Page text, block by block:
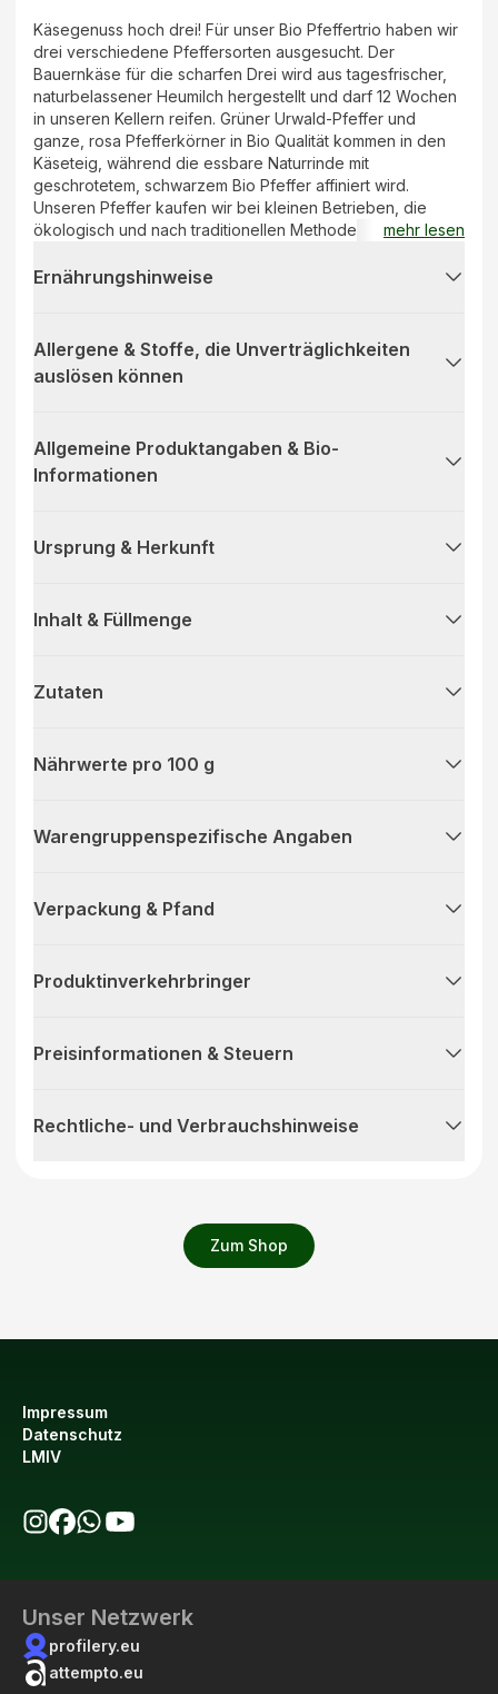
Zum Shop
Käsegenuss hoch drei! Für unser Bio Pfeffertrio haben wir
drei verschiedene Pfeffersorten ausgesucht. Der
Bauernkäse für die scharfen Drei wird aus tagesfrischer,
naturbelassener Heumilch hergestellt und darf 12 Wochen
in unseren Kellern reifen. Grüner Urwald-Pfeffer und
ganze, rosa Pfefferkörner in Bio Qualität kommen in den
Käseteig, während die essbare Naturrinde mit
geschrotetem, schwarzem Bio Pfeffer affiniert wird.
Unseren Pfeffer kaufen wir bei kleinen Betrieben, die
ökologisch und nach traditionellen Methoden Gewürze
verzichten. Dabei herauskommt ein pikanter Leckerbissen
mehr lesen
Ernährungshinweise
Allergene & Stoffe, die Unverträglichkeiten
auslösen können
Allgemeine Produktangaben & Bio-
Informationen
Ursprung & Herkunft
Inhalt & Füllmenge
Zutaten
Nährwerte pro 100 g
Warengruppenspezifische Angaben
Verpackung & Pfand
Produktinverkehrbringer
Preisinformationen & Steuern
Rechtliche- und Verbrauchshinweise
Impressum
Datenschutz
LMIV
Unser Netzwerk
profilery.eu
attempto.eu